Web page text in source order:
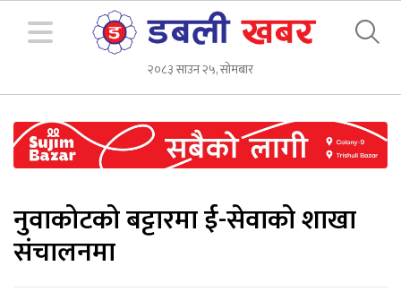
२०८३ साउन २५, सोमबार
नुवाकोटको बट्टारमा ई-सेवाको शाखा
संचालनमा